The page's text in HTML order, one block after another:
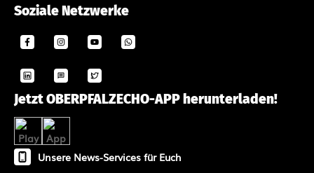
Soziale Netzwerke
Jetzt OBERPFALZECHO-APP herunterladen!
Unsere News-Services für Euch